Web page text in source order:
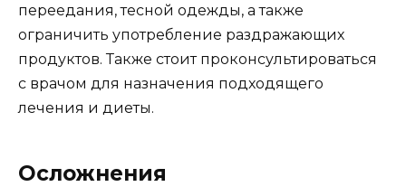
переедания, тесной одежды, а также
ограничить употребление раздражающих
продуктов. Также стоит проконсультироваться
с врачом для назначения подходящего
лечения и диеты.
Осложнения